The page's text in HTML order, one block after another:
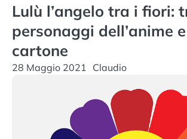
Lulù l’angelo tra i fiori:
personaggi dell’anime
cartone
28 Maggio 2021 Claudio